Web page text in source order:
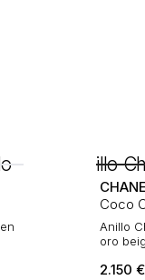
Coco
Anillo
oro
2.150 €